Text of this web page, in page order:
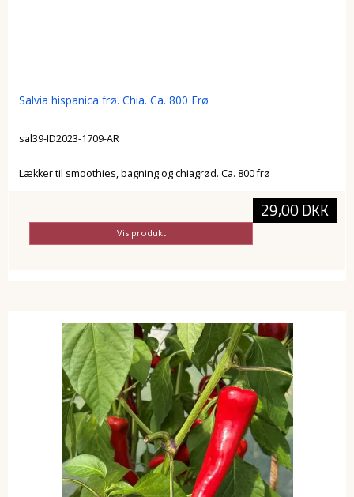
Salvia hispanica frø. Chia. Ca. 800 Frø
sal39-ID2023-1709-AR
Lækker til smoothies, bagning og chiagrød. Ca. 800 frø
29,00 DKK
Vis produkt